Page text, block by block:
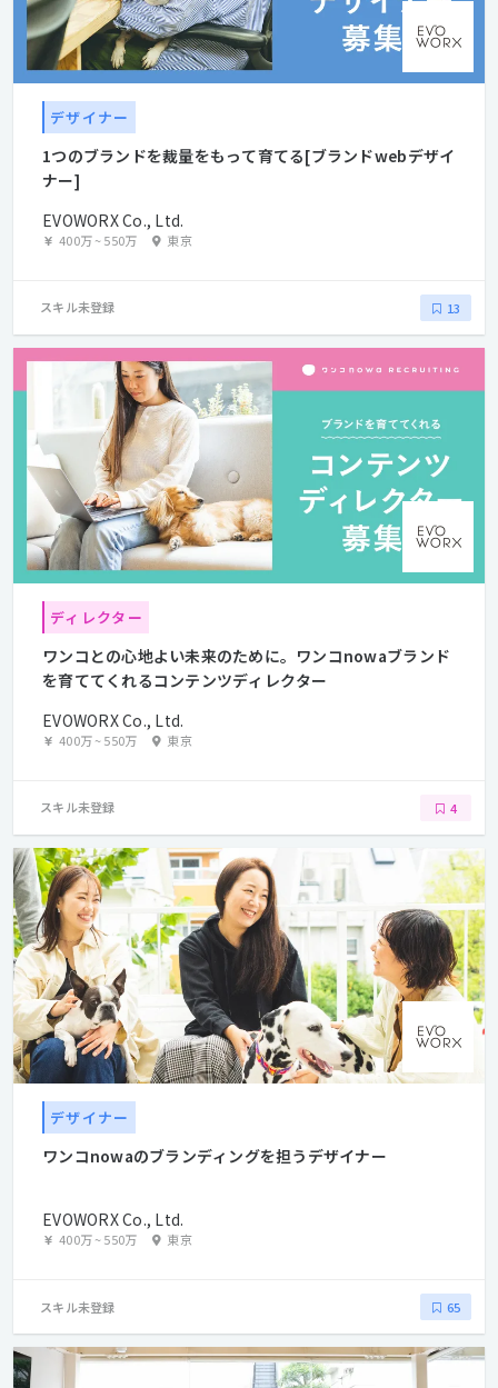
デザイナー
1つのブランドを裁量をもって育てる[ブランドwebデザイ
ナー]
EVOWORX Co., Ltd.
400万~550万 東京
スキル未登録 13
ディレクター
ワンコとの心地よい未来のために。ワンコnowaブランド
を育ててくれるコンテンツディレクター
EVOWORX Co., Ltd.
400万~550万 東京
スキル未登録 4
デザイナー
ワンコnowaのブランディングを担うデザイナー
EVOWORX Co., Ltd.
400万~550万 東京
スキル未登録 65